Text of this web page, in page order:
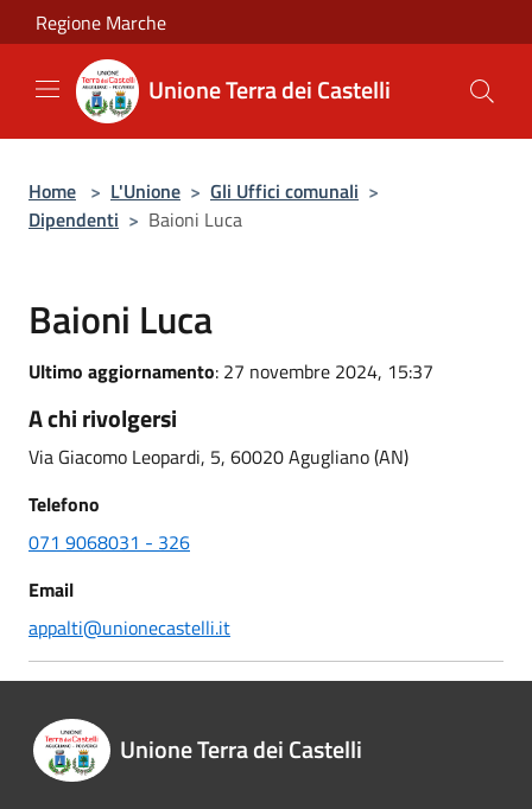
Salta al contenuto principale
Regione Marche
Unione Terra dei Castelli
Home > L'Unione > Gli Uffici comunali >
Dipendenti > Baioni Luca
Baioni Luca
Ultimo aggiornamento: 27 novembre 2024, 15:37
A chi rivolgersi
Via Giacomo Leopardi, 5, 60020 Agugliano (AN)
Telefono
071 9068031 - 326
Email
appalti@unionecastelli.it
Unione Terra dei Castelli